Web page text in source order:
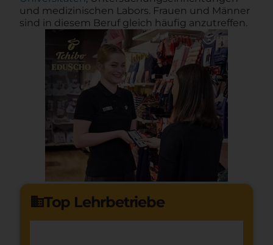
und medizinischen Labors. Frauen und Männer
sind in diesem Beruf gleich häufig anzutreffen.
domainTop Lehrbetriebe